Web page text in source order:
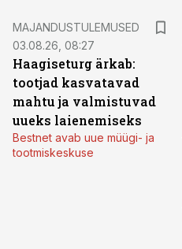
MAJANDUSTULEMUSED
03.08.26, 08:27
Haagiseturg ärkab:
tootjad kasvatavad
mahtu ja valmistuvad
uueks laienemiseks
Bestnet avab uue müügi- ja
tootmiskeskuse